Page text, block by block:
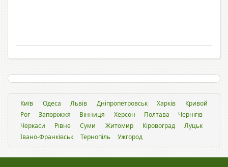
Київ Одеса Львiв Дніпропетровськ Харків
Кривой
Рог
Запоріжжя Вінниця Херсон Полтава
Чернігів
Черкаси
Рівне Суми Житомир Кіровоград
Луцьк
Івано-Франківськ
Тернопіль Ужгород